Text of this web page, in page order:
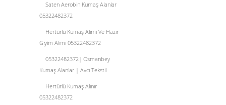
Saten Aerobin Kumaş Alanlar
05322482372
Hertürlü Kumaş Alımı Ve Hazır
Giyim Alımı 05322482372
05322482372| Osmanbey
Kumaş Alanlar | Avcı Tekstil
Hertürlü Kumaş Alınır
05322482372